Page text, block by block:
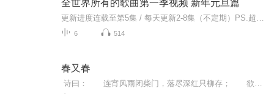
全世界所有的歌曲第一季视频 新年元旦篇
6 514
春又春